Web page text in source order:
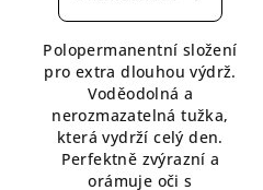
z
5
hvězdiček.
Polopermanentní složení
pro extra dlouhou výdrž.
Voděodolná a
nerozmazatelná tužka,
která vydrží celý den.
Perfektně zvýrazní a
orámuje oči s